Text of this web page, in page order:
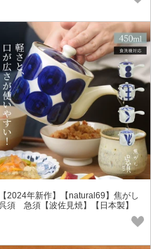
【2024年新作】【natural69】焦がし
須 急須【波佐見焼】【日本製】